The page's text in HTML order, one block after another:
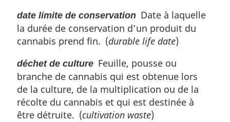
date limite de conservation Date à laquelle
la durée de conservation d’un produit du
cannabis prend fin. (durable life date)
déchet de culture Feuille, pousse ou
branche de cannabis qui est obtenue lors
de la culture, de la multiplication ou de la
récolte du cannabis et qui est destinée à
être détruite. (cultivation waste)